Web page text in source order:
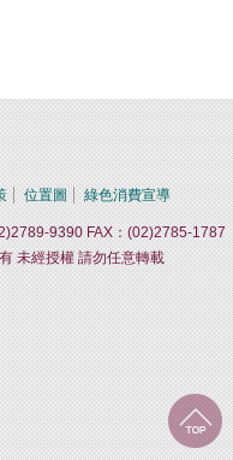
位置圖 綠色消費宣導
9390 FAX：(02)2785-1787
未經授權 請勿任意轉載